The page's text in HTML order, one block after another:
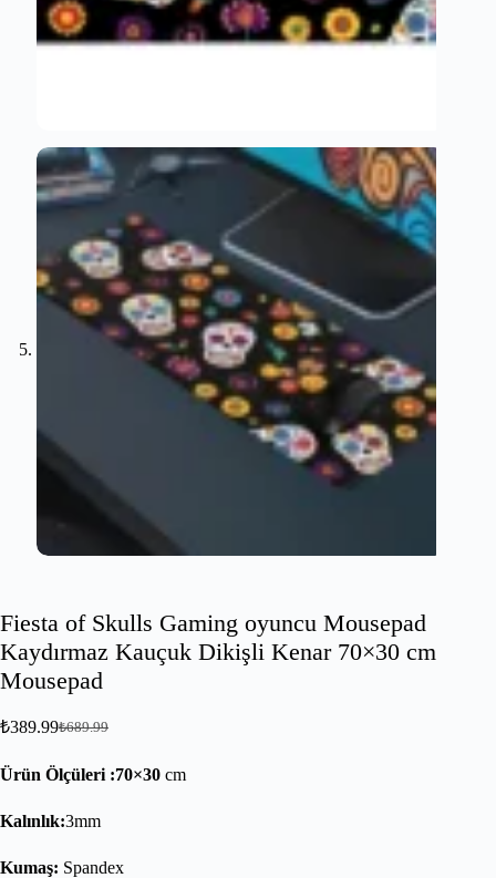
Fiesta of Skulls Gaming oyuncu Mousepad
Kaydırmaz Kauçuk Dikişli Kenar 70×30 cm
Mousepad
₺689.99
₺389.99
Ürün Ölçüleri :70×30 cm
Kalınlık:3mm
Kumaş: Spandex